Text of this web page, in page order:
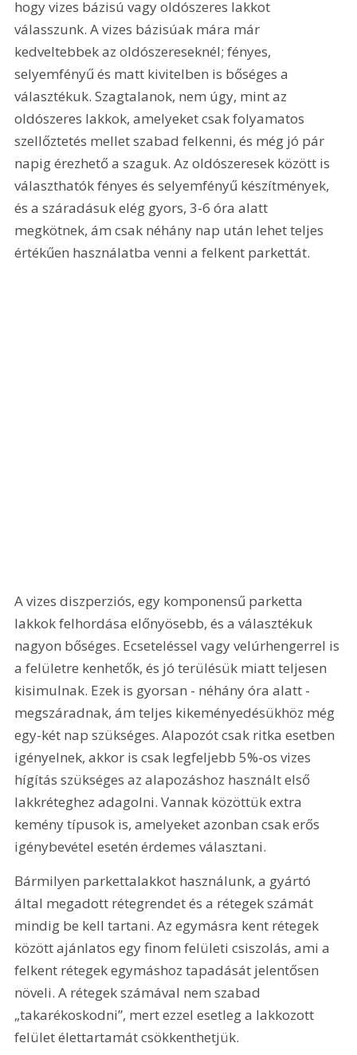
hogy vizes bázisú vagy oldószeres lakkot
válasszunk. A vizes bázisúak mára már
kedveltebbek az oldószereseknél; fényes,
selyemfényű és matt kivitelben is bőséges a
választékuk. Szagtalanok, nem úgy, mint az
oldószeres lakkok, amelyeket csak folyamatos
szellőztetés mellet szabad felkenni, és még jó pár
napig érezhető a szaguk. Az oldószeresek között is
választhatók fényes és selyemfényű készítmények,
és a száradásuk elég gyors, 3-6 óra alatt
megkötnek, ám csak néhány nap után lehet teljes
értékűen használatba venni a felkent parkettát.
A vizes diszperziós, egy komponensű parketta
lakkok felhordása előnyösebb, és a választékuk
nagyon bőséges. Ecseteléssel vagy velúrhengerrel is
a felületre kenhetők, és jó terülésük miatt teljesen
kisimulnak. Ezek is gyorsan - néhány óra alatt -
megszáradnak, ám teljes kikeményedésükhöz még
egy-két nap szükséges. Alapozót csak ritka esetben
igényelnek, akkor is csak legfeljebb 5%-os vizes
hígítás szükséges az alapozáshoz használt első
lakkréteghez adagolni. Vannak közöttük extra
kemény típusok is, amelyeket azonban csak erős
igénybevétel esetén érdemes választani.
Bármilyen parkettalakkot használunk, a gyártó
által megadott rétegrendet és a rétegek számát
mindig be kell tartani. Az egymásra kent rétegek
között ajánlatos egy finom felületi csiszolás, ami a
felkent rétegek egymáshoz tapadását jelentősen
növeli. A rétegek számával nem szabad
„takarékoskodni”, mert ezzel esetleg a lakkozott
felület élettartamát csökkenthetjük.